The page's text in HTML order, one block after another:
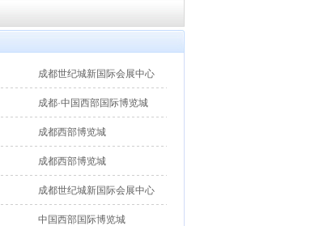
成都世纪城新国际会展中心
成都·中国西部国际博览城
成都西部博览城
成都西部博览城
成都世纪城新国际会展中心
中国西部国际博览城